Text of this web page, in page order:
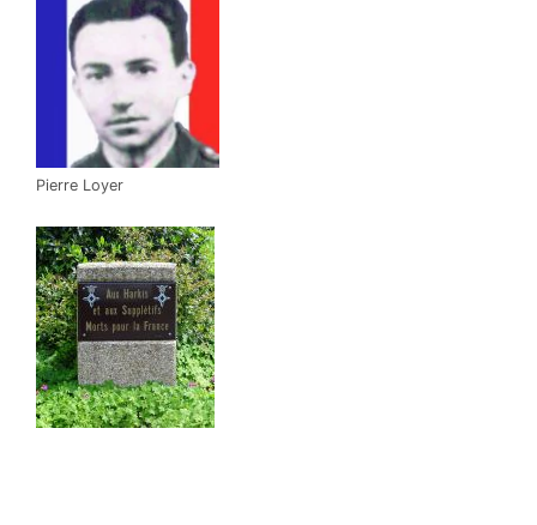
Pierre Loyer